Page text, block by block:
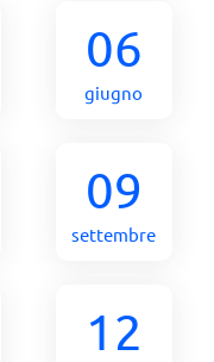
06
giugno
09
settembre
12